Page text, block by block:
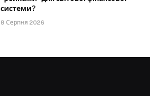
системи?
8 Серпня 2026